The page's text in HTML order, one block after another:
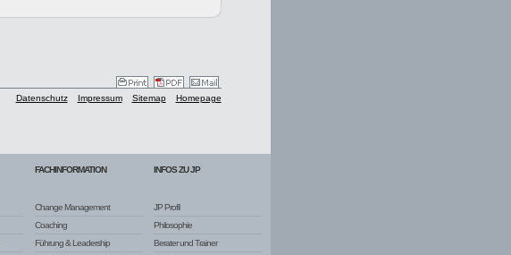
Datenschutz Impressum Sitemap Homepage
FACHINFORMATION
Change Management
Coaching
Führung & Leadership
INFOS ZU JP
JP Profil
Philosophie
Berater und Trainer